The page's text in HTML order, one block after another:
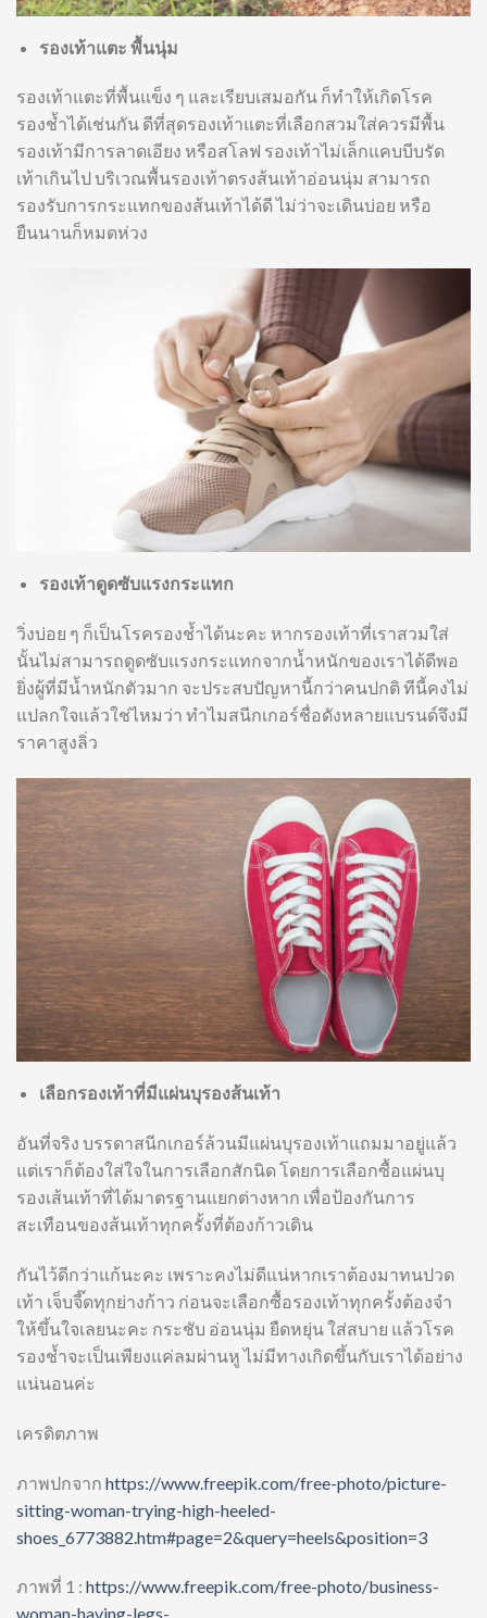
รองเท้าแตะ พื้นนุ่ม
รองเท้าแตะที่พื้นแข็ง ๆ และเรียบเสมอกัน ก็ทำให้เกิดโรค
รองช้ำได้เช่นกัน ดีที่สุดรองเท้าแตะที่เลือกสวมใส่ควรมีพื้น
รองเท้ามีการลาดเอียง หรือสโลฟ รองเท้าไม่เล็กแคบบีบรัด
เท้าเกินไป บริเวณพื้นรองเท้าตรงส้นเท้าอ่อนนุ่ม สามารถ
รองรับการกระแทกของส้นเท้าได้ดี ไม่ว่าจะเดินบ่อย หรือ
ยืนนานก็หมดห่วง
รองเท้าดูดซับแรงกระแทก
วิ่งบ่อย ๆ ก็เป็นโรครองช้ำได้นะคะ หากรองเท้าที่เราสวมใส่
นั้นไม่สามารถดูดซับแรงกระแทกจากน้ำหนักของเราได้ดีพอ
ยิ่งผู้ที่มีน้ำหนักตัวมาก จะประสบปัญหานี้กว่าคนปกติ ทีนี้คงไม่
แปลกใจแล้วใช่ไหมว่า ทำไมสนีกเกอร์ชื่อดังหลายแบรนด์จึงมี
ราคาสูงลิ่ว
เลือกรองเท้าที่มีแผ่นบุรองส้นเท้า
อันที่จริง บรรดาสนีกเกอร์ล้วนมีแผ่นบุรองเท้าแถมมาอยู่แล้ว
แต่เราก็ต้องใส่ใจในการเลือกสักนิด โดยการเลือกซื้อแผ่นบุ
รองเส้นเท้าที่ได้มาตรฐานแยกต่างหาก เพื่อป้องกันการ
สะเทือนของส้นเท้าทุกครั้งที่ต้องก้าวเดิน
กันไว้ดีกว่าแก้นะคะ เพราะคงไม่ดีแน่หากเราต้องมาทนปวด
เท้า เจ็บจี๊ดทุกย่างก้าว ก่อนจะเลือกซื้อรองเท้าทุกครั้งต้องจำ
ให้ขึ้นใจเลยนะคะ กระชับ อ่อนนุ่ม ยืดหยุ่น ใส่สบาย แล้วโรค
รองช้ำจะเป็นเพียงแค่ลมผ่านหู ไม่มีทางเกิดขึ้นกับเราได้อย่าง
แน่นอนค่ะ
เครดิตภาพ
ภาพปกจาก https://www.freepik.com/free-photo/picture-
sitting-woman-trying-high-heeled-
shoes_6773882.htm#page=2&query=heels&position=3
ภาพที่ 1 : https://www.freepik.com/free-photo/business-
woman-having-legs-